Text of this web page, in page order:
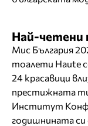
Най-четени
Мис България
тоалети Haute
24 красавици
престижната
Институт
годишнината